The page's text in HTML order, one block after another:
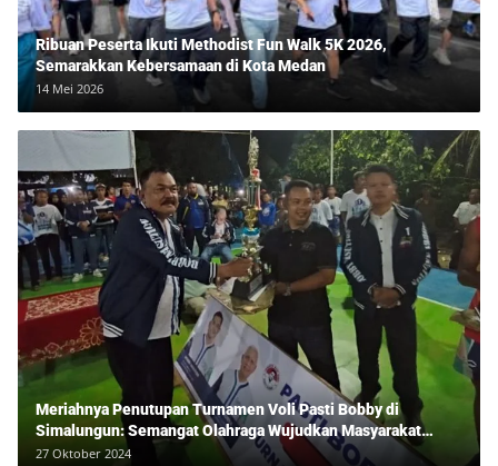
Ribuan Peserta Ikuti Methodist Fun Walk 5K 2026,
Semarakkan Kebersamaan di Kota Medan
14 Mei 2026
Meriahnya Penutupan Turnamen Voli Pasti Bobby di
Simalungun: Semangat Olahraga Wujudkan Masyarakat
Sehat Bersama Erwan Rozadi dan Ribuan Penonton!
27 Oktober 2024